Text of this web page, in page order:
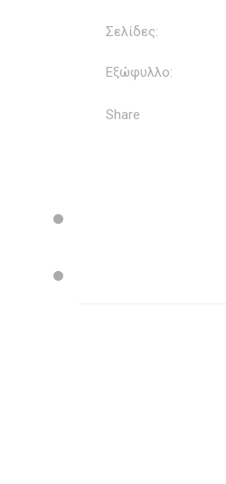
Σελίδες:
Εξώφυλλο:
Share